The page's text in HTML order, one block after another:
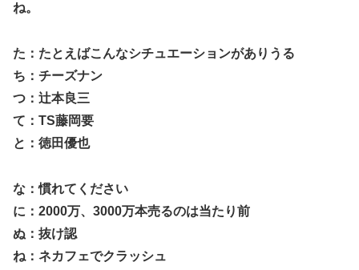
ね。
た：たとえばこんなシチュエーションがありうる
ち：チーズナン
つ：辻本良三
て：TS藤岡要
と：徳田優也
な：慣れてください
に：2000万、3000万本売るのは当たり前
ぬ：抜け認
ね：ネカフェでクラッシュ